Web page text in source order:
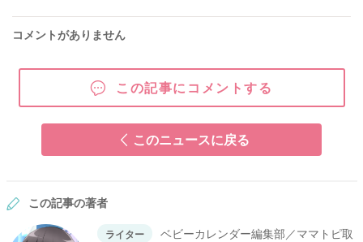
コメントがありません
この記事にコメントする
このニュースに戻る
この記事の著者
ライター
ベビーカレンダー編集部／ママトピ取